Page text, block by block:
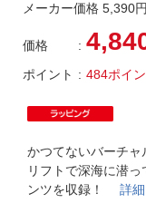
ご
よ
メーカー価格 5,390
価格
ポイント
484ポイ
かつてないバーチャ
リフトで深海に潜
ンツを収録！詳細